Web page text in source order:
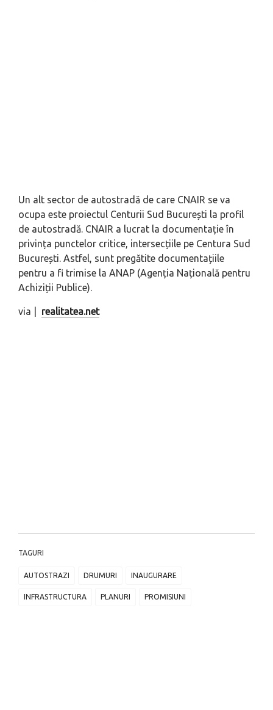
Un alt sector de autostradă de care CNAIR se va
ocupa este proiectul Centurii Sud București la profil
de autostradă. CNAIR a lucrat la documentație în
privința punctelor critice, intersecțiile pe Centura Sud
București. Astfel, sunt pregătite documentațiile
pentru a fi trimise la ANAP (Agenția Națională pentru
Achiziții Publice).
via | realitatea.net
TAGURI
AUTOSTRAZI DRUMURI INAUGURARE
INFRASTRUCTURA PLANURI PROMISIUNI